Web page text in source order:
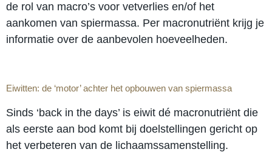
de rol van macro’s voor vetverlies en/of het
aankomen van spiermassa. Per macronutriënt krijg je
informatie over de aanbevolen hoeveelheden.
Eiwitten: de ‘motor’ achter het opbouwen van spiermassa
Sinds ‘back in the days’ is eiwit dé macronutriënt die
als eerste aan bod komt bij doelstellingen gericht op
het verbeteren van de lichaamssamenstelling.